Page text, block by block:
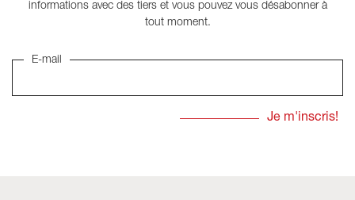
informations avec des tiers et vous pouvez vous désabonner à
tout moment.
E-mail